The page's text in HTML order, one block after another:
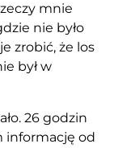
mnie
nie było
zrobić, że los
był w
26 godzin
informację od